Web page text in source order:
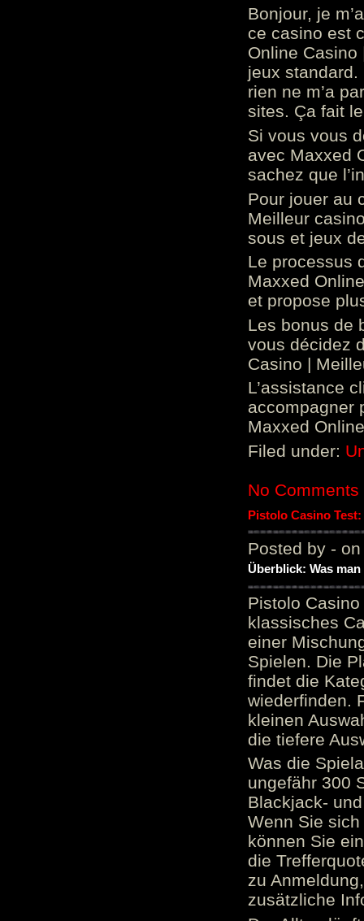
Bonjour, je
ce casino est
Online
jeux standard.
rien ne m’a
sites. Ça fait
Si vous vous
avec Maxxed
sachez que
Pour jouer au
Meilleur
sous et jeux
Le processus
Maxxed
et propose
Les bonus de
vous décidez
Casino |
L’assistance
accompagner
Maxxed
Filed under:
No Comments
Pistolo Casino
Posted by - on
Überblick: Was
Pistolo
klassisches
einer
Spielen. Die
findet die
wiederfinden.
kleinen
die tiefere
Was die
ungefähr 300
Blackjack-
Wenn Sie
können Sie
die
zu
zusätzliche